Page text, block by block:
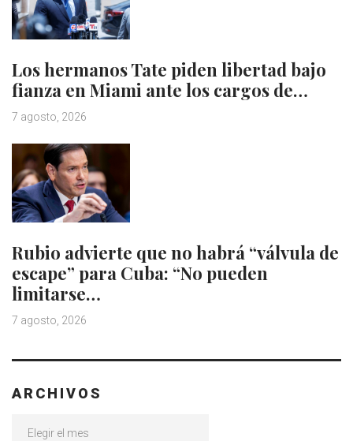
Los hermanos Tate piden libertad bajo
fianza en Miami ante los cargos de…
7 agosto, 2026
Rubio advierte que no habrá “válvula de
escape” para Cuba: “No pueden
limitarse…
7 agosto, 2026
ARCHIVOS